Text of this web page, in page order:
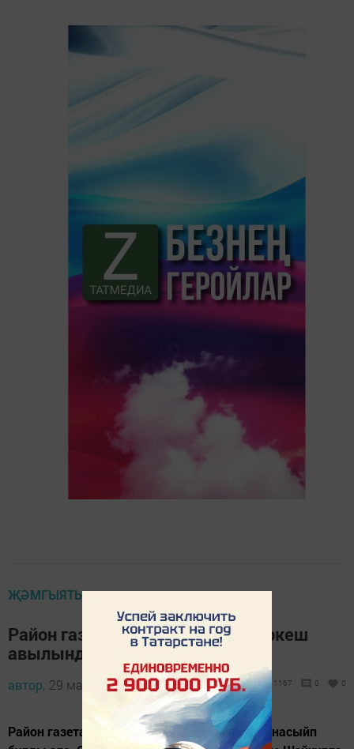
ҖӘМГЫЯТЬ
Район газетасының яшьтәше Өркеш
авылында яши
автор, 29 май 2015 - 10:25 1167 0 0
Район газетасының яшьтәше белән очрашу насыйп